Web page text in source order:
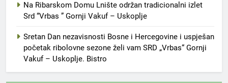
Na Ribarskom Domu Lnište održan tradicionalni izlet
Srd “Vrbas ” Gornji Vakuf – Uskoplje
Sretan Dan nezavisnosti Bosne i Hercegovine i uspješan
početak ribolovne sezone želi vam SRD „Vrbas“ Gornji
Vakuf – Uskoplje. Bistro